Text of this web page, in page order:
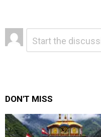
Leave
a
Reply
Comment
DON'T MISS